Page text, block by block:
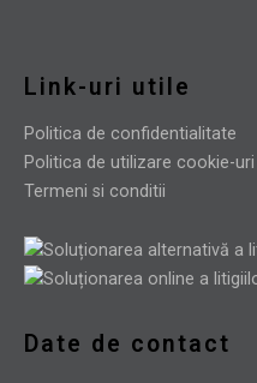
Link-uri utile
Politica de confidentialitate
Politica de utilizare cookie-uri
Termeni si conditii
Date de contact